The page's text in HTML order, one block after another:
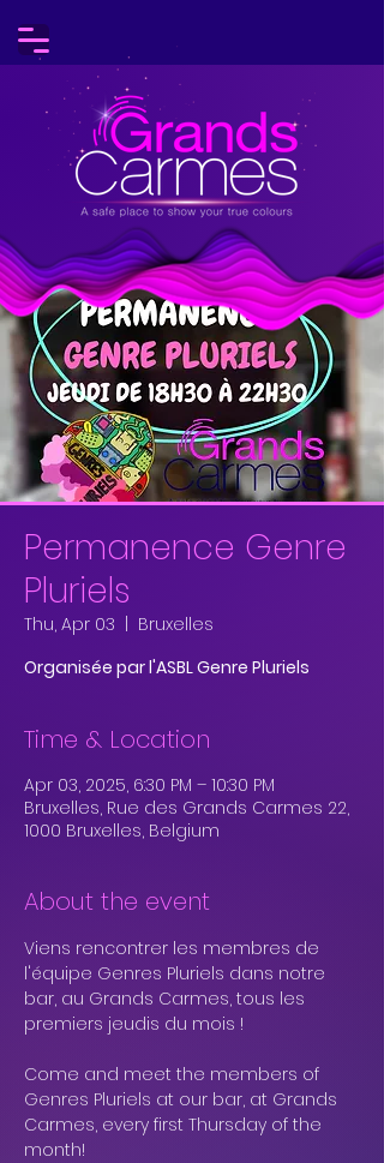
Permanence Genre
Pluriels
Thu, Apr 03
Bruxelles
Organisée par l'ASBL Genre Pluriels
Time & Location
Apr 03, 2025, 6:30 PM – 10:30 PM
Bruxelles, Rue des Grands Carmes 22,
1000 Bruxelles, Belgium
About the event
Viens rencontrer les membres de
l'équipe Genres Pluriels dans notre
bar, au Grands Carmes, tous les
premiers jeudis du mois !
Come and meet the members of
Genres Pluriels at our bar, at Grands
Carmes, every first Thursday of the
month!